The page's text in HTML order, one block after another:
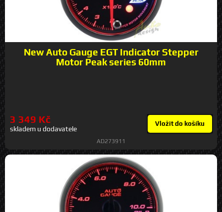
New Auto Gauge EGT Indicator Stepper
Motor Peak series 60mm
3 349 Kč
skladem u dodavatele
Vložit do košíku
AD273911